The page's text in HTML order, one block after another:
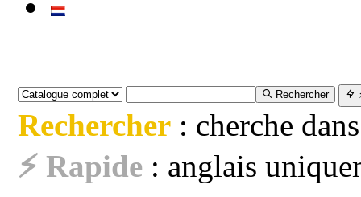
Rechercher
Rechercher : cherche
⚡ Rapide : anglais